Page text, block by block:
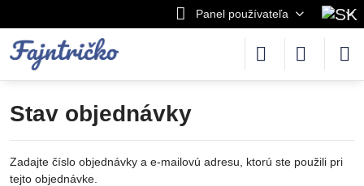
Panel používateľa
Stav objednávky
Zadajte číslo objednávky a e-mailovú adresu, ktorú ste použili pri
tejto objednávke.